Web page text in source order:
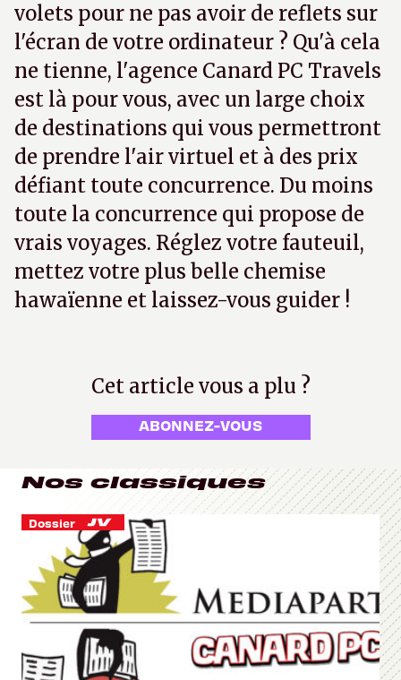
volets pour ne pas avoir de reflets sur
l'écran de votre ordinateur ? Qu'à cela
ne tienne, l'agence Canard PC Travels
est là pour vous, avec un large choix
de destinations qui vous permettront
de prendre l'air virtuel et à des prix
défiant toute concurrence. Du moins
toute la concurrence qui propose de
vrais voyages. Réglez votre fauteuil,
mettez votre plus belle chemise
hawaïenne et laissez-vous guider !
Cet article vous a plu ?
ABONNEZ-VOUS
Nos classiques
Dossier